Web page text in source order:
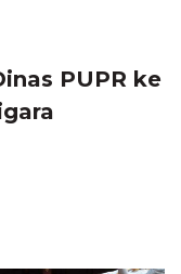
PUPR ke